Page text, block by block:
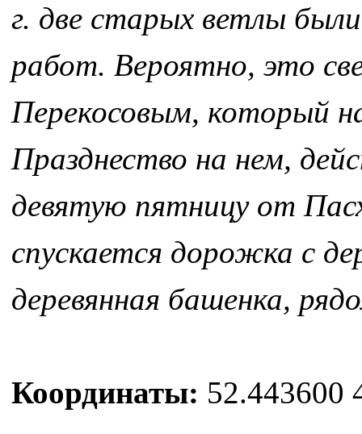
г. две старых ветлы
работ. Вероятно, это
Перекосовым, который
Празднество на нем,
девятую пятницу от
спускается дорожка с
деревянная башенка,
Координаты: 52.443600